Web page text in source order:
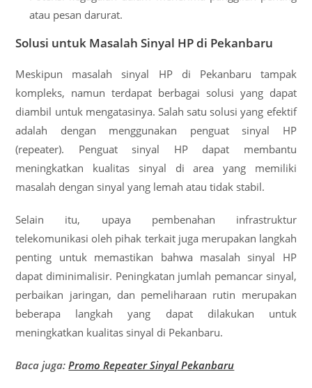
atau pesan darurat.
Solusi untuk Masalah Sinyal HP di Pekanbaru
Meskipun masalah sinyal HP di Pekanbaru tampak
kompleks, namun terdapat berbagai solusi yang dapat
diambil untuk mengatasinya. Salah satu solusi yang efektif
adalah dengan menggunakan penguat sinyal HP
(repeater). Penguat sinyal HP dapat membantu
meningkatkan kualitas sinyal di area yang memiliki
masalah dengan sinyal yang lemah atau tidak stabil.
Selain itu, upaya pembenahan infrastruktur
telekomunikasi oleh pihak terkait juga merupakan langkah
penting untuk memastikan bahwa masalah sinyal HP
dapat diminimalisir. Peningkatan jumlah pemancar sinyal,
perbaikan jaringan, dan pemeliharaan rutin merupakan
beberapa langkah yang dapat dilakukan untuk
meningkatkan kualitas sinyal di Pekanbaru.
Baca juga:Promo Repeater Sinyal Pekanbaru